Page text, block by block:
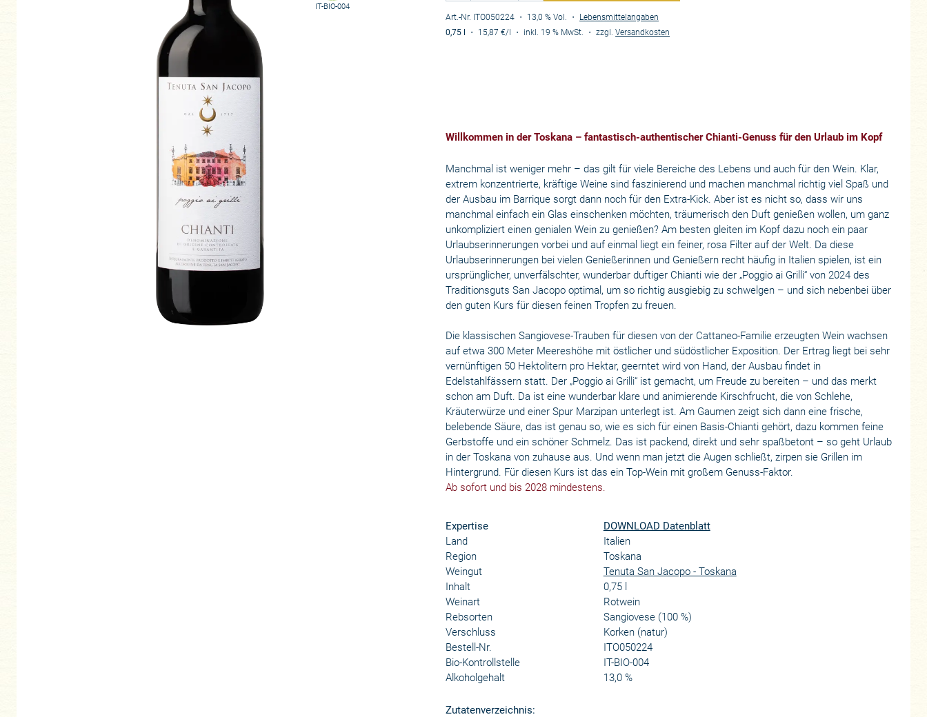
IT-BIO-004
Art.-Nr. ITO050224 ・ 13,0 % Vol. ・ Lebensmittelangaben
0,75 l ・ 15,87 €/l ・ inkl. 19 % MwSt. ・zzgl.Versandkosten
Willkommen in der Toskana – fantastisch-authentischer Chianti-Genuss für den Urlaub im Kopf
Manchmal ist weniger mehr – das gilt für viele Bereiche des Lebens und auch für den Wein. Klar,
extrem konzentrierte, kräftige Weine sind faszinierend und machen manchmal richtig viel Spaß und
der Ausbau im Barrique sorgt dann noch für den Extra-Kick. Aber ist es nicht so, dass wir uns
manchmal einfach ein Glas einschenken möchten, träumerisch den Duft genießen wollen, um ganz
unkompliziert einen genialen Wein zu genießen? Am besten gleiten im Kopf dazu noch ein paar
Urlaubserinnerungen vorbei und auf einmal liegt ein feiner, rosa Filter auf der Welt. Da diese
Urlaubserinnerungen bei vielen Genießerinnen und Genießern recht häufig in Italien spielen, ist ein
ursprünglicher, unverfälschter, wunderbar duftiger Chianti wie der „Poggio ai Grilli“ von 2024 des
Traditionsguts San Jacopo optimal, um so richtig ausgiebig zu schwelgen – und sich nebenbei über
den guten Kurs für diesen feinen Tropfen zu freuen.
Die klassischen Sangiovese-Trauben für diesen von der Cattaneo-Familie erzeugten Wein wachsen
auf etwa 300 Meter Meereshöhe mit östlicher und südöstlicher Exposition. Der Ertrag liegt bei sehr
vernünftigen 50 Hektolitern pro Hektar, geerntet wird von Hand, der Ausbau findet in
Edelstahlfässern statt. Der „Poggio ai Grilli“ ist gemacht, um Freude zu bereiten – und das merkt
schon am Duft. Da ist eine wunderbar klare und animierende Kirschfrucht, die von Schlehe,
Kräuterwürze und einer Spur Marzipan unterlegt ist. Am Gaumen zeigt sich dann eine frische,
belebende Säure, das ist genau so, wie es sich für einen Basis-Chianti gehört, dazu kommen feine
Gerbstoffe und ein schöner Schmelz. Das ist packend, direkt und sehr spaßbetont – so geht Urlaub
in der Toskana von zuhause aus. Und wenn man jetzt die Augen schließt, zirpen sie Grillen im
Hintergrund. Für diesen Kurs ist das ein Top-Wein mit großem Genuss-Faktor.
Ab sofort und bis 2028 mindestens.
Expertise
DOWNLOAD Datenblatt
Land
Italien
Region
Toskana
Weingut
Tenuta San Jacopo - Toskana
Inhalt
0,75 l
Weinart
Rotwein
Rebsorten
Sangiovese (100 %)
Verschluss
Korken (natur)
Bestell-Nr.
ITO050224
Bio-Kontrollstelle
IT-BIO-004
Alkoholgehalt
13,0 %
Zutatenverzeichnis: